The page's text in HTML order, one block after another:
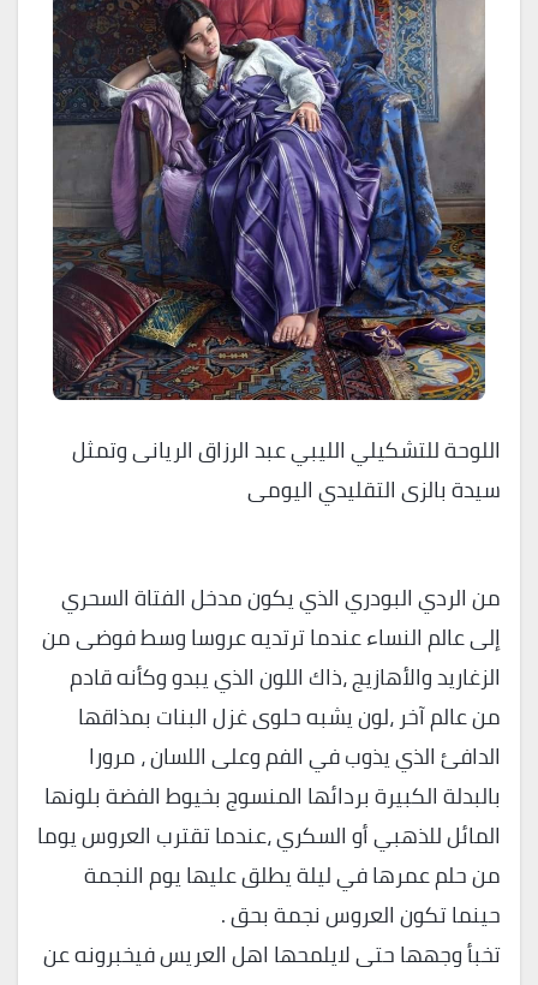
اللوحة للتشكيلي الليبي عبد الرزاق الريانى وتمثل
سيدة بالزى التقليدي اليومى
من الردي البودري الذي يكون مدخل الفتاة السحري
إلى عالم النساء عندما ترتديه عروسا وسط فوضى من
الزغاريد والأهازيج ،ذاك اللون الذي يبدو وكأنه قادم
من عالم آخر ،لون يشبه حلوى غزل البنات بمذاقها
الدافئ الذي يذوب في الفم وعلى اللسان ، مرورا
بالبدلة الكبيرة بردائها المنسوج بخيوط الفضة بلونها
المائل للذهبي أو السكري ،عندما تقترب العروس يوما
من حلم عمرها في ليلة يطلق عليها يوم النجمة
حينما تكون العروس نجمة بحق .
تخبأ وجهها حتى لايلمحها اهل العريس فيخبرونه عن